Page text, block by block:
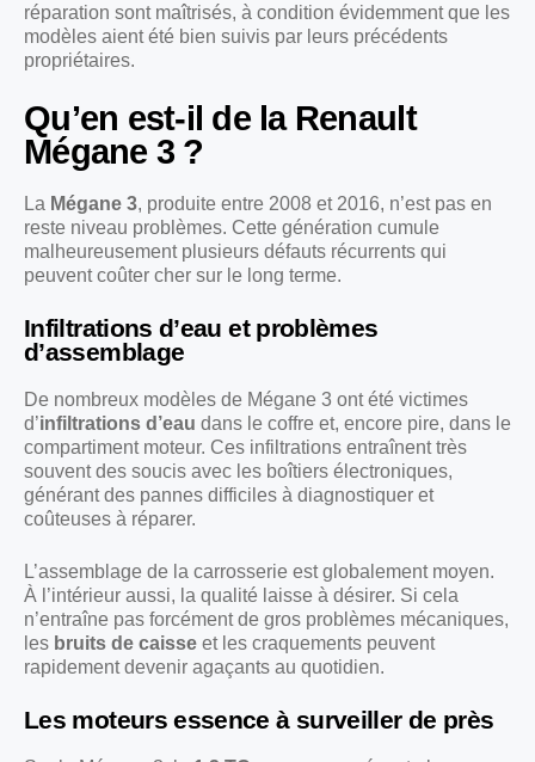
réparation sont maîtrisés, à condition évidemment que les
modèles aient été bien suivis par leurs précédents
propriétaires.
Qu’en est-il de la Renault
Mégane 3 ?
La Mégane 3, produite entre 2008 et 2016, n’est pas en
reste niveau problèmes. Cette génération cumule
malheureusement plusieurs défauts récurrents qui
peuvent coûter cher sur le long terme.
Infiltrations d’eau et problèmes
d’assemblage
De nombreux modèles de Mégane 3 ont été victimes
d’infiltrations d’eau dans le coffre et, encore pire, dans le
compartiment moteur. Ces infiltrations entraînent très
souvent des soucis avec les boîtiers électroniques,
générant des pannes difficiles à diagnostiquer et
coûteuses à réparer.
L’assemblage de la carrosserie est globalement moyen.
À l’intérieur aussi, la qualité laisse à désirer. Si cela
n’entraîne pas forcément de gros problèmes mécaniques,
les bruits de caisse et les craquements peuvent
rapidement devenir agaçants au quotidien.
Les moteurs essence à surveiller de près